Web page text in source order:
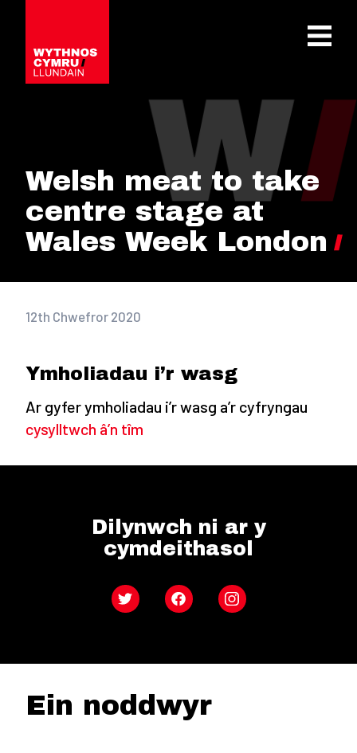
OPEN
Welsh meat to take
centre stage at
Wales Week London
12th Chwefror 2020
Ymholiadau i’r wasg
Ar gyfer ymholiadau i’r wasg a’r cyfryngau
cysylltwch â’n tîm
Dilynwch ni ar y
cymdeithasol
Twitter FacebookInstagram
Ein noddwyr